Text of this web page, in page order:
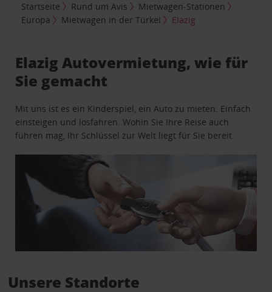
Startseite Rund um Avis
Mietwagen-Stationen
Europa
Mietwagen in der Türkei Elazig
Elazig Autovermietung, wie für
Sie gemacht
Mit uns ist es ein Kinderspiel, ein Auto zu mieten. Einfach
einsteigen und losfahren. Wohin Sie Ihre Reise auch
führen mag, Ihr Schlüssel zur Welt liegt für Sie bereit.
Unsere Standorte